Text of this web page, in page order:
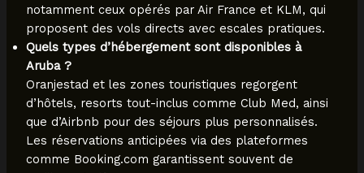
notamment ceux opérés par Air France et KLM, qui
proposent des vols directs avec escales pratiques.
Quels types d’hébergement sont disponibles à
Aruba ?
Oranjestad et les zones touristiques regorgent
d’hôtels, resorts tout-inclus comme Club Med, ainsi
que d’Airbnb pour des séjours plus personnalisés.
Les réservations anticipées via des plateformes
comme Booking.com garantissent souvent de